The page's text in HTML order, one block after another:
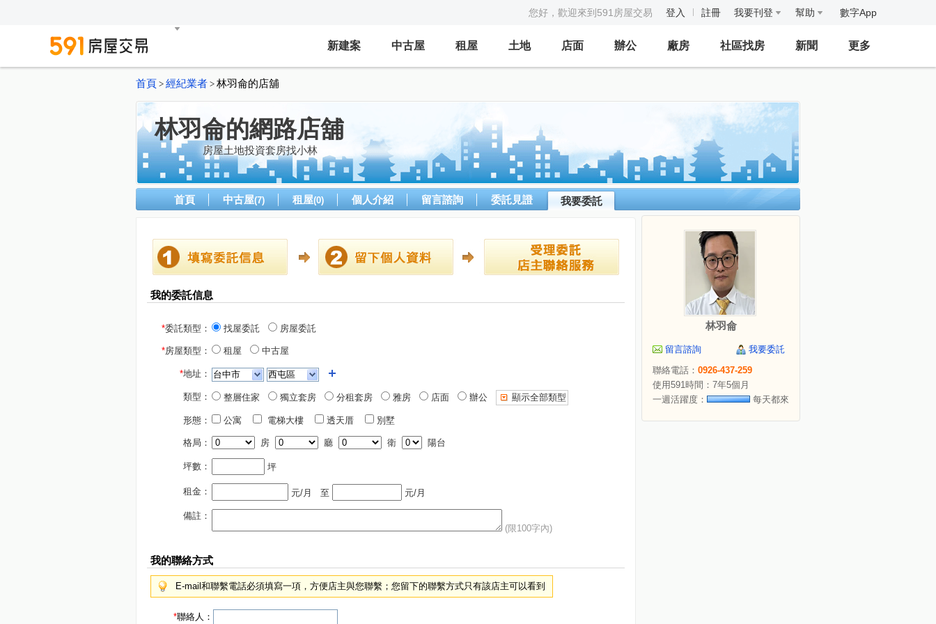
您好，歡迎來到591房屋交易 登入 註冊 我要刊登 幫助 數字App
新建案 中古屋 租屋 土地 店面 辦公 廠房 社區找房 新聞 更多
首頁 > 經紀業者 > 林羽侖的店舖
林羽侖的網路店舖
房屋土地投資套房找小林
首頁 中古屋(7) 租屋(0) 個人介紹 留言諮詢 委託見證 我要委託
我的委託信息
*委託類型： 找屋委託 房屋委託
*房屋類型： 租屋 中古屋
*地址：
類型： 整層住家 獨立套房 分租套房 雅房 店面 辦公 顯示全部類型
形態： 公寓 電梯大樓 透天厝 別墅
格局： 房 廳 衛 陽台
坪數： 坪
租金： 元/月 至 元/月
備註：
(限100字內)
我的聯絡方式
E-mail和聯繫電話必須填寫一項，方便店主與您聯繫；您留下的聯繫方式只有該店主可以看到
*聯絡人：
林羽侖
留言諮詢
我要委託
聯絡電話： 0926-437-259
使用591時間：7年5個月
一週活躍度：
每天都來